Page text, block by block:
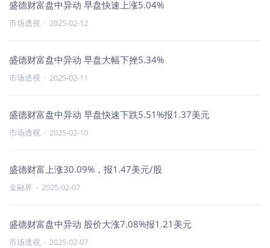
盛德财富盘中异动 早盘快速上涨5.04%
市场透视 · 2025-02-12
盛德财富盘中异动 早盘大幅下挫5.34%
市场透视 · 2025-02-11
盛德财富盘中异动 早盘快速下跌5.51%报1.37美元
市场透视 · 2025-02-10
盛德财富上涨30.09%，报1.47美元/股
金融界 · 2025-02-07
盛德财富盘中异动 股价大涨7.08%报1.21美元
市场透视 · 2025-02-07